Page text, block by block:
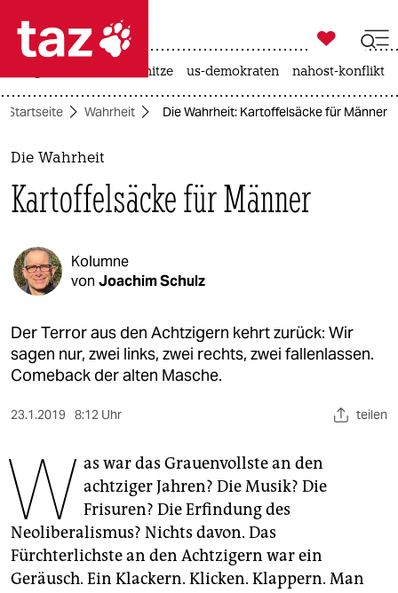
 taz zahl ich
taz zahl ich
themen
politik
öko
gesellschaft
kultur
sport
wahrheit
verlag
verlag
veranstaltungen

taz zahl ich
hitze us-demokraten nahost-konflikt
Startseite Wahrheit Die Wahrheit: Kartoffelsäcke für Männer
Die Wahrheit
Kartoffelsäcke für Männer
Kolumne
von Joachim Schulz
Der Terror aus den Achtzigern kehrt zurück: Wir
sagen nur, zwei links, zwei rechts, zwei fallenlassen.
Comeback der alten Masche.
23.1.2019 8:12 Uhr teilen
W as war das Grauenvollste an den
achtziger Jahren? Die Musik? Die
Frisuren? Die Erfindung des
Neoliberalismus? Nichts davon. Das
Fürchterlichste an den Achtzigern war ein
Geräusch. Ein Klackern. Klicken. Klappern. Man